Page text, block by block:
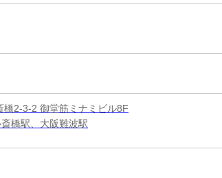
橋2-3-2 御堂筋ミナミビル8F
橋駅、大阪難波駅